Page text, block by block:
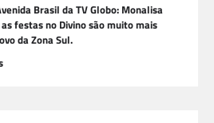
Brasil da TV Globo: Monalisa
festas no Divino são muito mais
da Zona Sul.